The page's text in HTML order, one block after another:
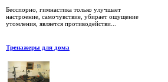
Бесспорно, гимнастика только улучшает
настроение, самочувствие, убирает ощущение
утомления, является противодействи...
Тренажеры для дома